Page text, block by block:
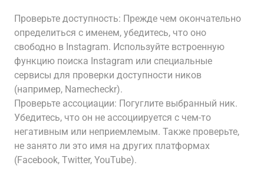
Проверьте доступность: Прежде чем окончательно
определиться с именем, убедитесь, что оно
свободно в Instagram. Используйте встроенную
функцию поиска Instagram или специальные
сервисы для проверки доступности ников
(например, Namecheckr).
Проверьте ассоциации: Погуглите выбранный ник.
Убедитесь, что он не ассоциируется с чем-то
негативным или неприемлемым. Также проверьте,
не занято ли это имя на других платформах
(Facebook, Twitter, YouTube).